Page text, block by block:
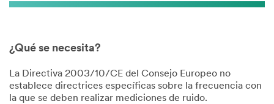
¿Qué se necesita?
La Directiva 2003/10/CE del Consejo Europeo no
establece directrices específicas sobre la frecuencia con
la que se deben realizar mediciones de ruido.